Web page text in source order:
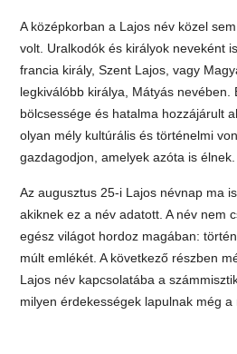
A középkorban a Lajos név közel
volt. Uralkodók és királyok neveként
francia király, Szent Lajos, vagy
legkiválóbb királya, Mátyás nevében.
bölcsessége és hatalma hozzájárult
olyan mély kultúrális és történelmi
gazdagodjon, amelyek azóta is élnek.
Az augusztus 25-i Lajos névnap ma
akiknek ez a név adatott. A név nem
egész világot hordoz magában:
múlt emlékét. A következő részben
Lajos név kapcsolatába a
milyen érdekességek lapulnak még a